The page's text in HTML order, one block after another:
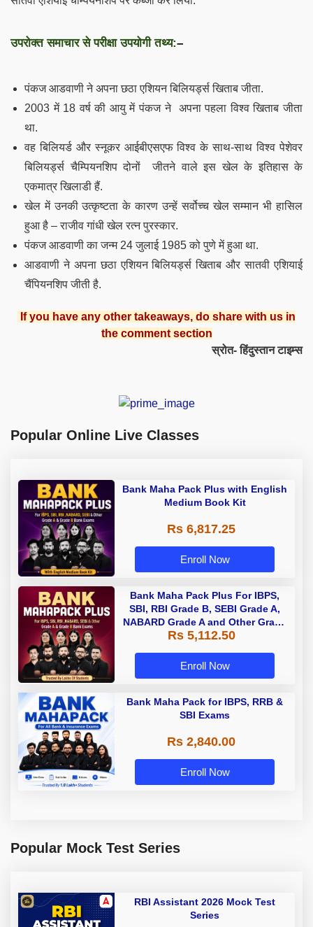
उपरोक्त समाचार से परीक्षा उपयोगी तथ्य:–
पंकज आडवाणी ने अपना छठा एशियन बिलियर्ड्स खिताब जीता.
2003 में 18 वर्ष की आयु में पंकज ने अपना पहला विश्व खिताब जीता
था.
वह बिलियर्ड और स्नूकर आईबीएसएफ विश्व के साथ-साथ विश्व पेशेवर
बिलियर्ड्स चैम्पियनशिप दोनों जीतने वाले इस खेल के इतिहास के
एकमात्र खिलाडी हैं.
खेल में उनकी उत्कृष्टता के कारण उन्हें सर्वोच्च खेल सम्मान भी हासिल
हुआ है – राजीव गांधी खेल रत्न पुरस्कार.
पंकज आडवाणी का जन्म 24 जुलाई 1985 को पुणे में हुआ था.
आडवाणी ने अपना छठा एशियन बिलियर्ड्स खिताब और सातवी एशियाई
चैंपियनशिप जीती है.
If you have any other takeaways, do share with us in
the comment section
स्रोत- हिंदुस्तान टाइम्स
Popular Online Live Classes
Bank Maha Pack Plus with English
Medium Book Kit
Rs 6,817.25
Enroll Now
Bank Maha Pack Plus For IBPS,
SBI, RBI Grade B, SEBI Grade A,
NABARD Grade A and Other Grade
A & Grade B Bank Exams
Rs 5,112.50
Enroll Now
Bank Maha Pack for IBPS, RRB &
SBI Exams
Rs 2,840.00
Enroll Now
Popular Mock Test Series
RBI Assistant 2026 Mock Test
Series